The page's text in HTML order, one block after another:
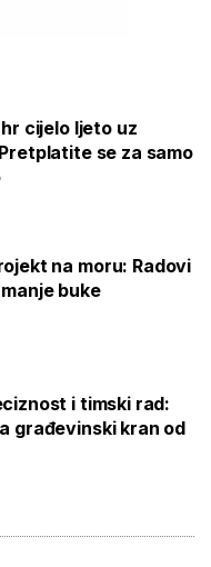
cijelo ljeto uz
se za samo
na moru: Radovi
buke
i timski rad:
građevinski kran od